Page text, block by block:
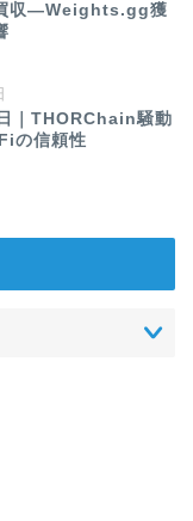
収—Weights.gg獲
｜THORChain騒動
の信頼性